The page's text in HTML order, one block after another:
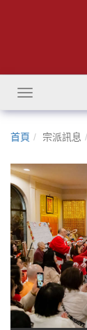
Toggle
navigation
首頁 宗派訊息